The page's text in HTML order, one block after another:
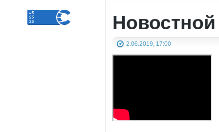
2.06.2019, 17:00